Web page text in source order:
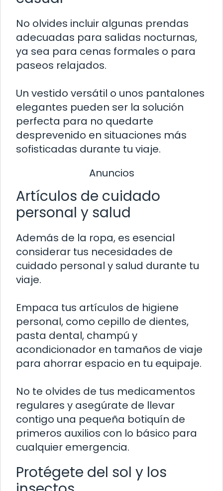
No olvides incluir algunas prendas
adecuadas para salidas nocturnas,
ya sea para cenas formales o para
paseos relajados.
Un vestido versátil o unos pantalones
elegantes pueden ser la solución
perfecta para no quedarte
desprevenido en situaciones más
sofisticadas durante tu viaje.
Anuncios
Artículos de cuidado
personal y salud
Además de la ropa, es esencial
considerar tus necesidades de
cuidado personal y salud durante tu
viaje.
Empaca tus artículos de higiene
personal, como cepillo de dientes,
pasta dental, champú y
acondicionador en tamaños de viaje
para ahorrar espacio en tu equipaje.
No te olvides de tus medicamentos
regulares y asegúrate de llevar
contigo una pequeña botiquín de
primeros auxilios con lo básico para
cualquier emergencia.
Protégete del sol y los